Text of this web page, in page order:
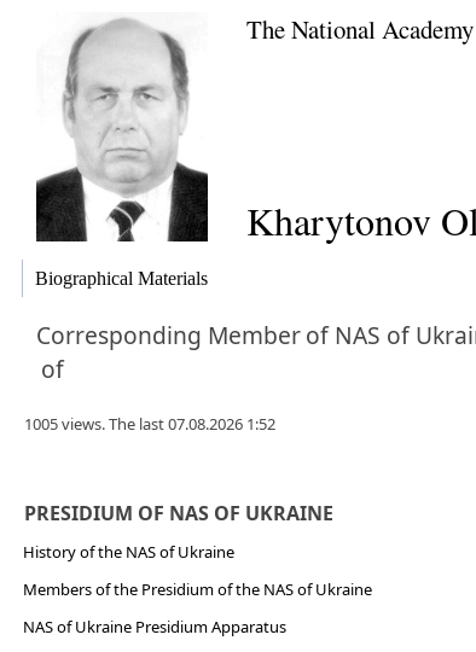
The National
Kharytonov
Biographical Materials
Corresponding Memberof NAS of
of
1005 views. The last 07.08.2026 1:52
PRESIDIUM OF NAS OF UKRAINE
History of the NAS of Ukraine
Members of the Presidium of the NAS of Ukraine
NAS of Ukraine Presidium Apparatus​